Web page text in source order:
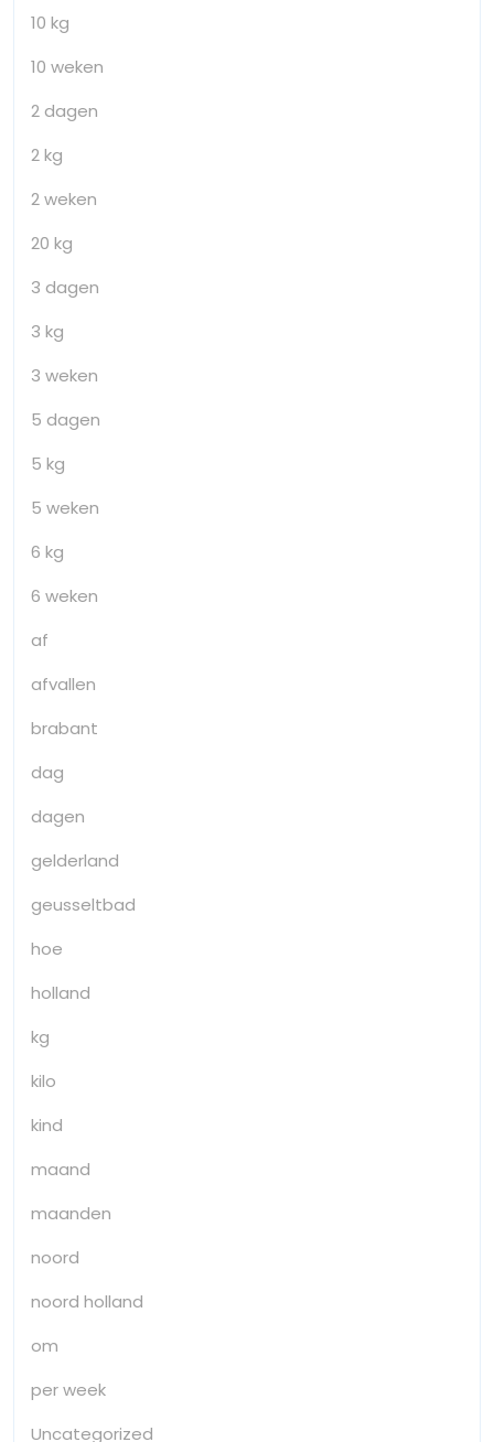
10 kg
10 weken
2 dagen
2 kg
2 weken
20 kg
3 dagen
3 kg
3 weken
5 dagen
5 kg
5 weken
6 kg
6 weken
af
afvallen
brabant
dag
dagen
gelderland
geusseltbad
hoe
holland
kg
kilo
kind
maand
maanden
noord
noord holland
om
per week
Uncategorized